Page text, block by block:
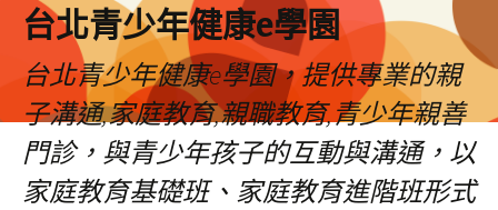
台北青少年健康e學園
台北青少年健康e學園，提供專業的親
子溝通,家庭教育,親職教育,青少年親善
門診，與青少年孩子的互動與溝通，以
家庭教育基礎班、家庭教育進階班形式